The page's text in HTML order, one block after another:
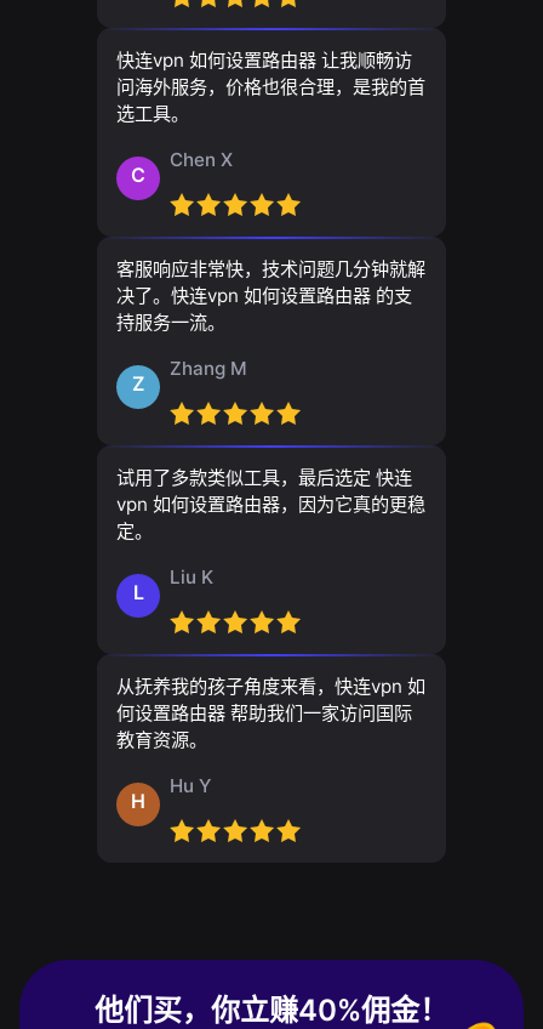
快连vpn 如何设置路由器 让我顺畅访
问海外服务，价格也很合理，是我的首
选工具。
C
Chen X
客服响应非常快，技术问题几分钟就解
决了。快连vpn 如何设置路由器 的支
持服务一流。
Z
Zhang M
试用了多款类似工具，最后选定 快连
vpn 如何设置路由器，因为它真的更稳
定。
L
Liu K
从抚养我的孩子角度来看，快连vpn 如
何设置路由器 帮助我们一家访问国际
教育资源。
H
Hu Y
他们买，你立赚40%佣金！